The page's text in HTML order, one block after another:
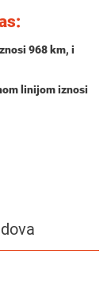
968 km, i
linijom iznosi